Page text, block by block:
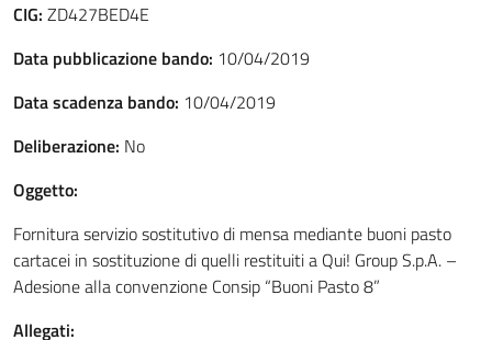
CIG: ZD427BED4E
Data pubblicazione bando: 10/04/2019
Data scadenza bando: 10/04/2019
Deliberazione: No
Oggetto:
Fornitura servizio sostitutivo di mensa mediante buoni pasto
cartacei in sostituzione di quelli restituiti a Qui! Group S.p.A. –
Adesione alla convenzione Consip “Buoni Pasto 8”
Allegati: